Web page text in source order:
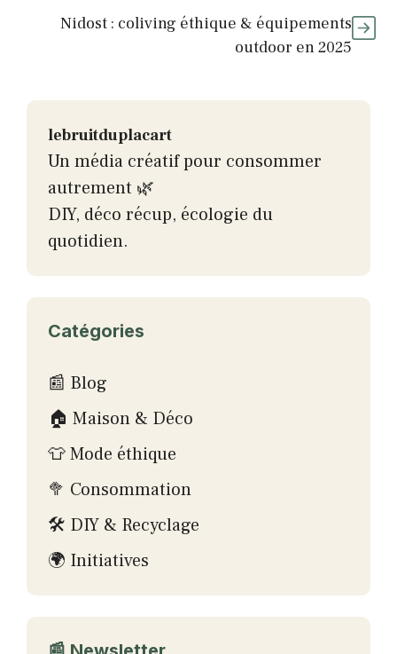
Nidost : coliving éthique & équipements
outdoor en 2025
lebruitduplacart
Un média créatif pour consommer
autrement 🌿
DIY, déco récup, écologie du
quotidien.
Catégories
📰 Blog
🏠 Maison & Déco
👕 Mode éthique
🥦 Consommation
🛠 DIY & Recyclage
🌍 Initiatives